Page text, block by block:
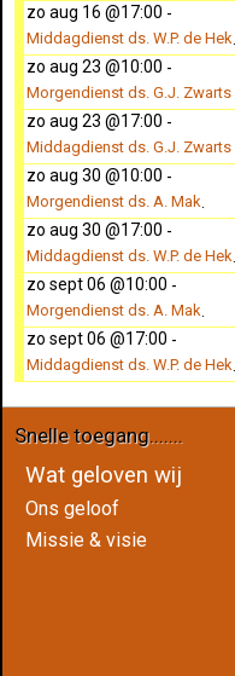
zo aug 16 @17:00 -
Middagdienst ds. W.P. de Hek
zo aug 23 @10:00 -
Morgendienst ds. G.J. Zwarts
zo aug 23 @17:00 -
Middagdienst ds. G.J. Zwarts
zo aug 30 @10:00 -
Morgendienst ds. A. Mak
zo aug 30 @17:00 -
Middagdienst ds. W.P. de Hek
zo sept 06 @10:00 -
Morgendienst ds. A. Mak
zo sept 06 @17:00 -
Middagdienst ds. W.P. de Hek
Snelle toegang.......
Wat geloven wij
Ons geloof
Missie & visie